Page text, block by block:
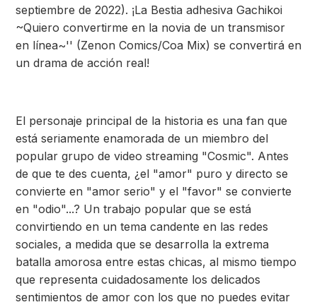
septiembre de 2022). ¡La Bestia adhesiva Gachikoi
~Quiero convertirme en la novia de un transmisor
en línea~'' (Zenon Comics/Coa Mix) se convertirá en
un drama de acción real!
El personaje principal de la historia es una fan que
está seriamente enamorada de un miembro del
popular grupo de video streaming "Cosmic". Antes
de que te des cuenta, ¿el "amor" puro y directo se
convierte en "amor serio" y el "favor" se convierte
en "odio"...? Un trabajo popular que se está
convirtiendo en un tema candente en las redes
sociales, a medida que se desarrolla la extrema
batalla amorosa entre estas chicas, al mismo tiempo
que representa cuidadosamente los delicados
sentimientos de amor con los que no puedes evitar